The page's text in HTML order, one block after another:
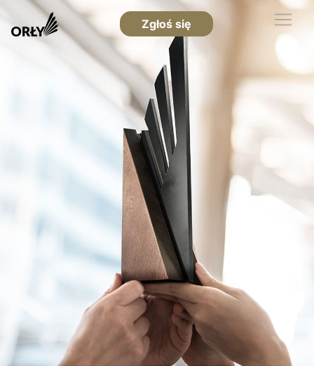
Zgłoś się